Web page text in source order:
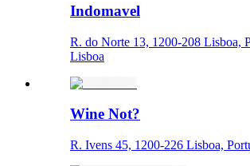
Indomavel
R. do Norte 13, 1200-208 Lisboa,
Lisboa
Wine Not?
R. Ivens 45, 1200-226 Lisboa,